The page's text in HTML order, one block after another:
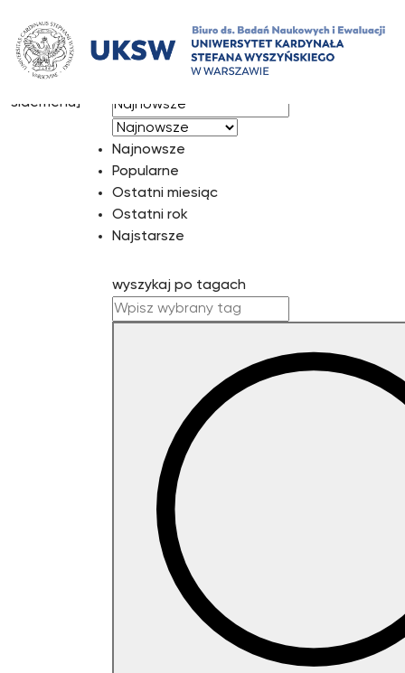
treści
[mst-
sidemenu]
Najnowsze
Popularne
Ostatni miesiąc
Ostatni rok
Najstarsze
wyszykaj po tagach